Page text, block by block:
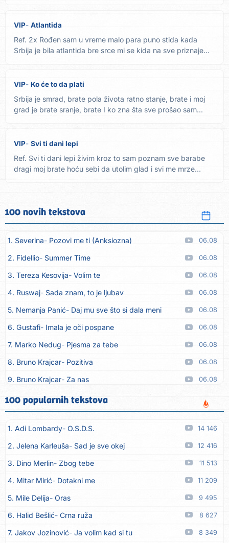
VIP Atlantida
Ref. 2x Rođen sam u vreme malo para puno stida kada
Srbija je bila atlantida bre srce mi se kida na sve priznajem
VIP Ko će to da plati
Srbija je smrad, brate pola života ratno stanje, brate i moj
grad je brate sranje, brate I ko zna šta sve prošao sam...
VIP Svi ti dani lepi
Ref. Svi ti dani lepi živim kroz to sam poznam sve barabe
dragi moj brate hoću sebi da utolim glad i svi me mrze
100 novih tekstova
1. Severina Pozovi me ti (Anksiozna) 06.08
2. Fidellio Summer Time 06.08
3. Tereza Kesovija Volim te 06.08
4. Ruswaj Sada znam, to je ljubav 06.08
5. Nemanja Panić Daj mu sve što si dala meni 06.08
6. Gustafi Imala je oči pospane 06.08
7. Marko Nedug Pjesma za tebe 06.08
8. Bruno Krajcar Pozitiva 06.08
9. Bruno Krajcar Za nas 06.08
10. Tereza Kesovija Da li ću moći
11. Lidija Bačić Neka se vino toči (Nazdravlje) 06.08
12. Karin Kuljanić Nisi zavridel 06.08
13. Tamara Brusić Nigdi ni lipo ko doma 06.08
14. Tamara Brusić Biž´mo ća 06.08
15. Rusko Richie Bila si, bila 06.08
16. Rusko Richie Ti i ja 06.08
17. Azra Husarkić Ako treba 06.08
18. Azra Husarkić Ljubavnice 06.08
100 popularnih tekstova
1. Adi Lombardy O.S.D.S. 14 146
2. Jelena Karleuša Sad je sve okej 12 416
3. Dino Merlin Zbog tebe 11 513
4. Mitar Mirić Dotakni me 11 209
5. Mile Delija Oras 9 495
6. Halid Bešlić Crna ruža 8 627
7. Jakov Jozinović Ja volim kad si tu 8 349